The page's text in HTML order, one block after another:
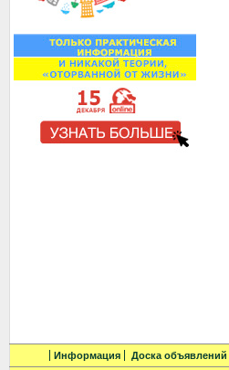
Информация Доска объявлений